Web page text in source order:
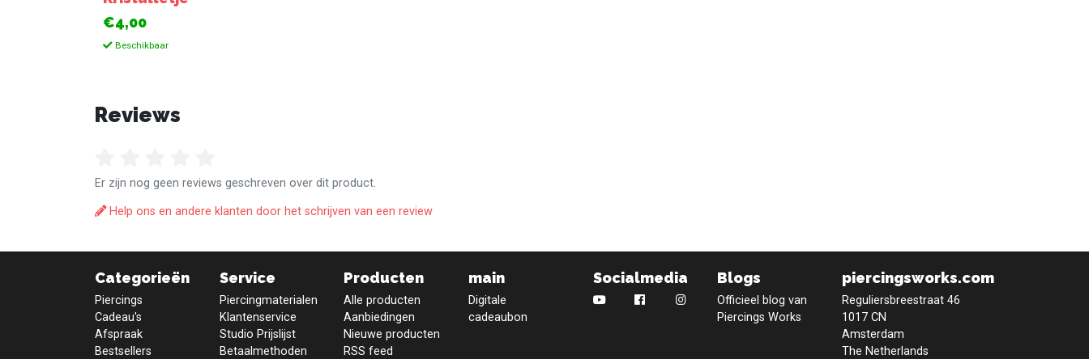
€4,00
Beschikbaar
Reviews
Er zijn nog geen reviews geschreven over dit product.
Help ons en andere klanten door het schrijven van een review
Categorieën
Piercings
Cadeau's
Afspraak
Bestsellers
Service
Piercingmaterialen
Klantenservice
Studio Prijslijst
Betaalmethoden
Producten
Alle producten
Aanbiedingen
Nieuwe producten
RSS feed
main
Digitale
cadeaubon
Socialmedia Blogs
Officieel blog van
Piercings Works
piercingsworks.com
Reguliersbreestraat 46
1017 CN
Amsterdam
The Netherlands